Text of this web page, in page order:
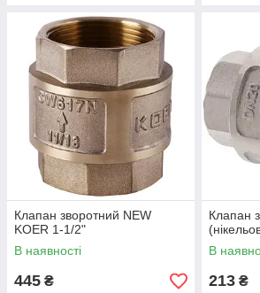
Клапан зворотний NEW
KOER 1-1/2"
В наявності
445 ₴
Клапан
В
213 ₴